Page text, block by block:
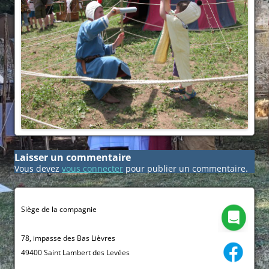
Laisser un commentaire
Vous devez vous connecter pour publier un commentaire.
Siège de la compagnie
78, impasse des Bas Lièvres
49400 Saint Lambert des Levées